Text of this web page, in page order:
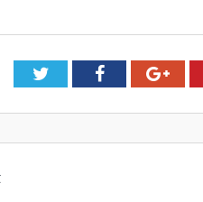
TwitterFacebook